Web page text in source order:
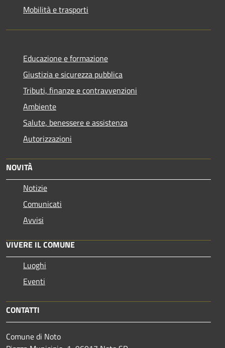
Mobilità e trasporti
Educazione e formazione
Giustizia e sicurezza pubblica
Tributi, finanze e contravvenzioni
Ambiente
Salute, benessere e assistenza
Autorizzazioni
NOVITÀ
Notizie
Comunicati
Avvisi
VIVERE IL COMUNE
Luoghi
Eventi
CONTATTI
Comune di Noto